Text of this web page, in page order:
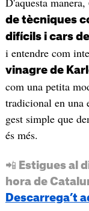
de tècniques
difícils i cars
i entendre com
vinagre de
com una petita
tradicional en una
gest simple que
és més.
📲 Estigues al
hora de
Descarrega’t